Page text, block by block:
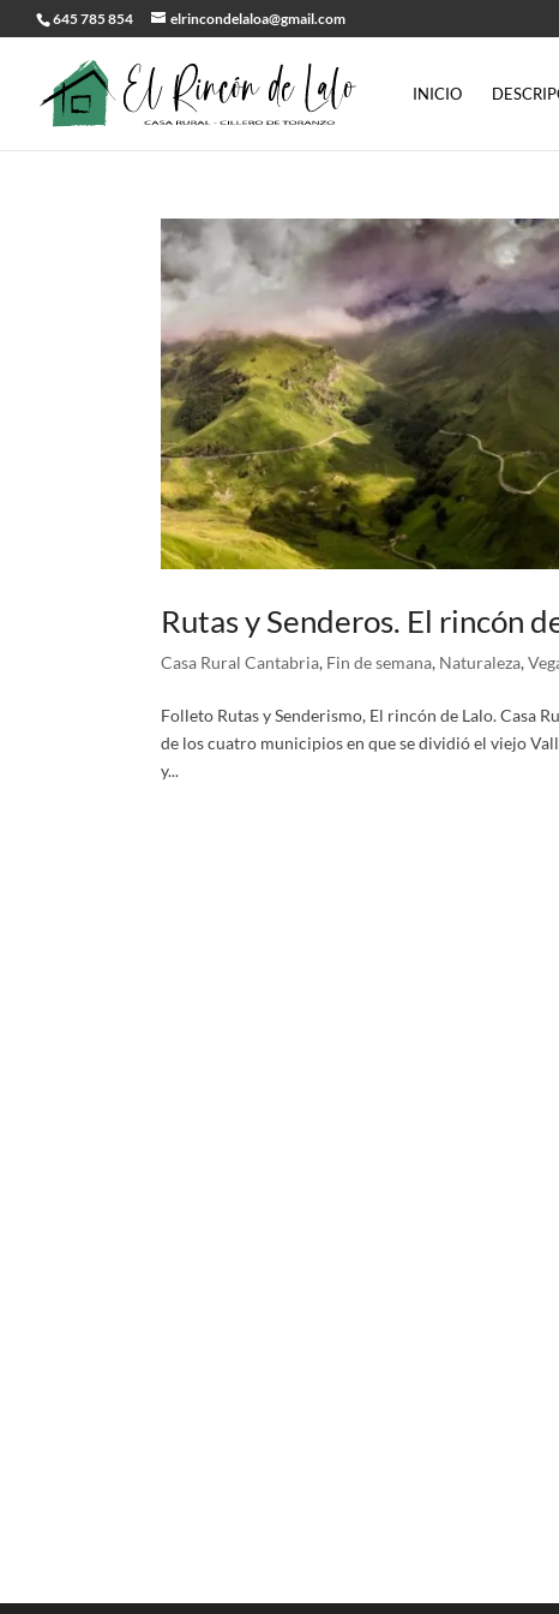
645 785 854 elrincondelaloa@gmail.com
INICIO
Rutas y Senderos. El rincón
Casa Rural Cantabria, Fin de semana, Naturaleza,
Folleto Rutas y Senderismo, El rincón de Lalo. Casa
de los cuatro municipios en que se dividió el viejo
y...